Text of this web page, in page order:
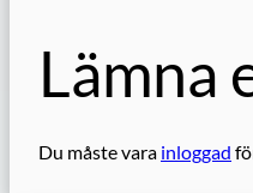
Lämna
Du måste vara inloggad